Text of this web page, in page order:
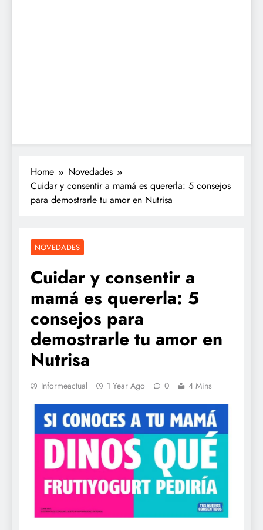
Home
Novedades
Cuidar y consentir a mamá es quererla: 5 consejos
para demostrarle tu amor en Nutrisa
NOVEDADES
Cuidar y consentir a
mamá es quererla: 5
consejos para
demostrarle tu amor en
Nutrisa
Informeactual 1 Year Ago 0 4 Mins